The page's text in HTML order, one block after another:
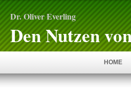
Dr. Oliver Everling
Den Nutzen
HOME